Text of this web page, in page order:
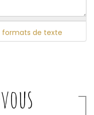
formats de texte